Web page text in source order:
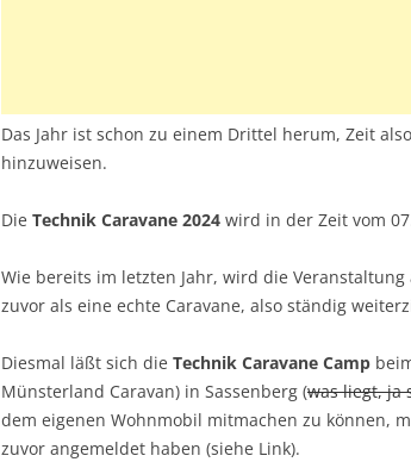
Das Jahr ist schon zu einem Drittel herum, Zeit
hinzuweisen.
Die Technik Caravane 2024 wird in der Zeit vom
Wie bereits im letzten Jahr, wird die
zuvor als eine echte Caravane, also ständig
Diesmal läßt sich die Technik Caravane Camp
Münsterland Caravan) in Sassenberg (was liegt, ja
dem eigenen Wohnmobil mitmachen zu können,
zuvor angemeldet haben (siehe Link).